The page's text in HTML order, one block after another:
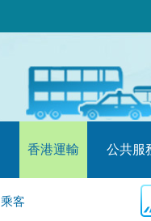
香港運輸 公共服
乘客